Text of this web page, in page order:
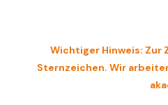
Wichtiger Hinweis: Zur
Sternzeichen. Wir